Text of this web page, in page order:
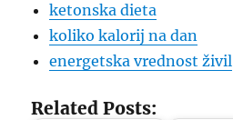
ketonska dieta
koliko kalorij na dan
energetska vrednost živil
Related Posts: